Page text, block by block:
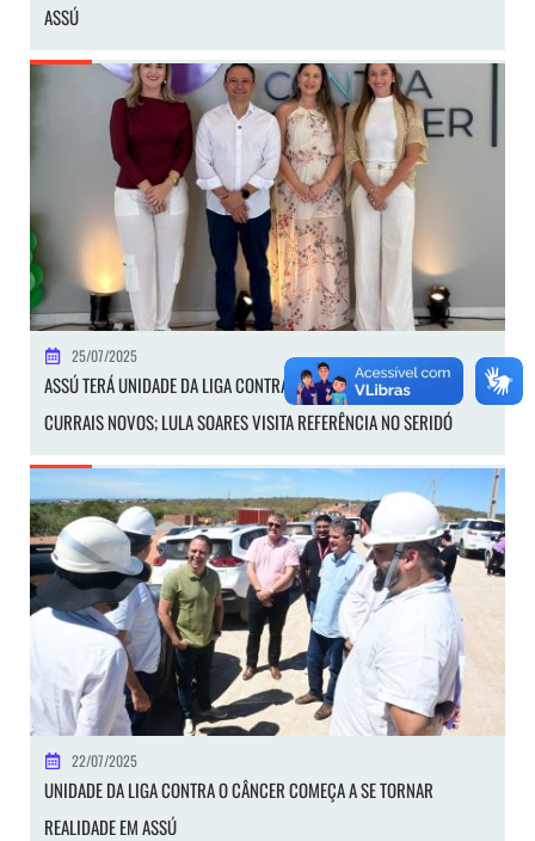
ASSÚ
25/07/2025
ASSÚ TERÁ UNIDADE DA LIGA CONTRA O CÂNCER INSPIRADA EM
CURRAIS NOVOS; LULA SOARES VISITA REFERÊNCIA NO SERIDÓ
22/07/2025
UNIDADE DA LIGA CONTRA O CÂNCER COMEÇA A SE TORNAR
REALIDADE EM ASSÚ